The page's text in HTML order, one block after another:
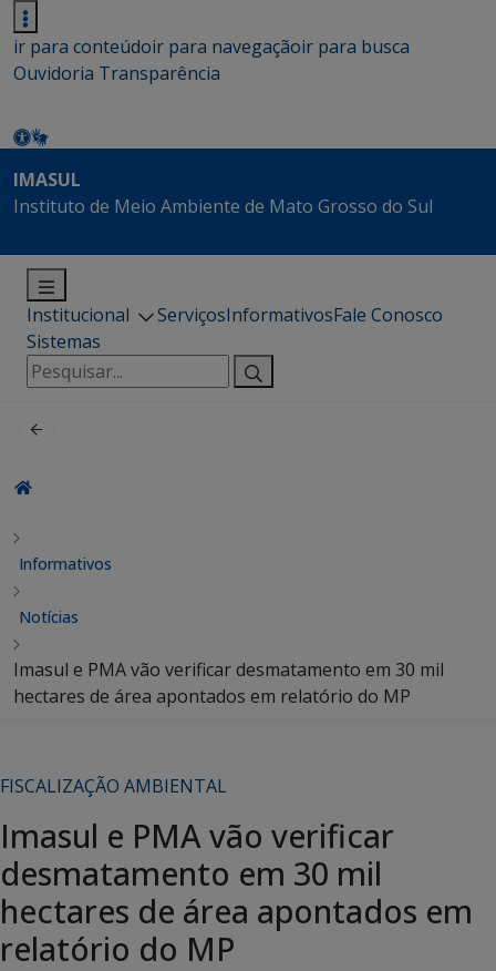
ir para conteúdoir para navegaçãoir para busca
Ouvidoria Transparência
IMASUL
Instituto de Meio Ambiente de Mato Grosso do Sul
Institucional ServiçosInformativosFale Conosco
Sistemas
Pesquisar
por:
Informativos
Notícias
Imasul e PMA vão verificar desmatamento em 30 mil
hectares de área apontados em relatório do MP
FISCALIZAÇÃO AMBIENTAL
Imasul e PMA vão verificar
desmatamento em 30 mil
hectares de área apontados em
relatório do MP